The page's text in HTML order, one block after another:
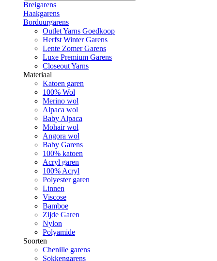
Breigarens
Haakgarens
Borduurgarens
Outlet Yarns Goedkoop
Herfst Winter Garens
Lente Zomer Garens
Luxe Premium Garens
Closeout Yarns
Materiaal
Katoen garen
100% Wol
Merino wol
Alpaca wol
Baby Alpaca
Mohair wol
Angora wol
Baby Garens
100% katoen
Acryl garen
100% Acryl
Polyester garen
Linnen
Viscose
Bamboe
Zijde Garen
Nylon
Polyamide
Soorten
Chenille garens
Sokkengarens